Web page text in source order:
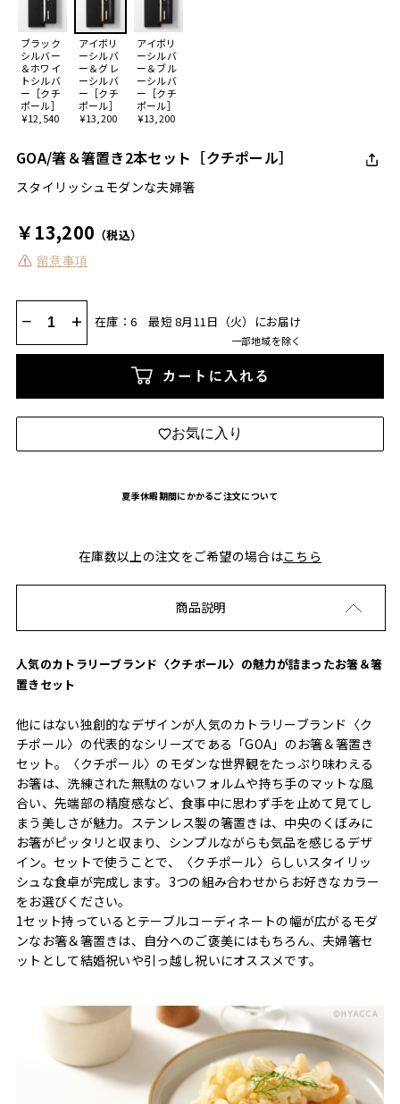
ブラック
シルバー
＆ホワイ
トシルバ
ー［クチ
ポール］
¥12,540
アイボリ
ーシルバ
ー＆グレ
ーシルバ
ー［クチ
ポール］
¥13,200
アイボリ
ーシルバ
ー＆ブル
ーシルバ
ー［クチ
ポール］
¥13,200
GOA/箸＆箸置き2本セット［クチポール］
スタイリッシュモダンな夫婦箸
￥13,200 （税込）
留意事項
− + 在庫：6 最短 8月11日（火）にお届け
一部地域を除く
カートに入れる
お気に入り
夏季休暇期間にかかるご注文について
在庫数以上の注文をご希望の場合はこちら
商品説明
人気のカトラリーブランド〈クチポール〉の魅力が詰まったお箸＆箸
置きセット
他にはない独創的なデザインが人気のカトラリーブランド〈ク
チポール〉の代表的なシリーズである「GOA」のお箸＆箸置き
セット。〈クチポール〉のモダンな世界観をたっぷり味わえる
お箸は、洗練された無駄のないフォルムや持ち手のマットな風
合い、先端部の精度感など、食事中に思わず手を止めて見てし
まう美しさが魅力。ステンレス製の箸置きは、中央のくぼみに
お箸がピッタリと収まり、シンプルながらも気品を感じるデザ
イン。セットで使うことで、〈クチポール〉らしいスタイリッ
シュな食卓が完成します。3つの組み合わせからお好きなカラー
をお選びください。
1セット持っているとテーブルコーディネートの幅が広がるモダ
ンなお箸＆箸置きは、自分へのご褒美にはもちろん、夫婦箸セ
ットとして結婚祝いや引っ越し祝いにオススメです。